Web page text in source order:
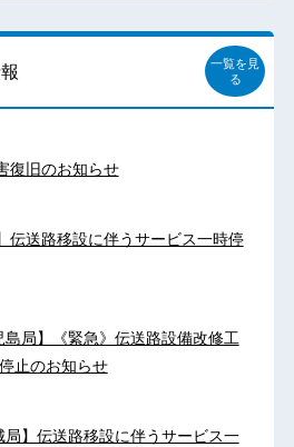
一覧を見
る
復旧のお知らせ
伝送路移設に伴うサービス一時停
局】《緊急》伝送路設備改修工
止のお知らせ
】伝送路移設に伴うサービス一